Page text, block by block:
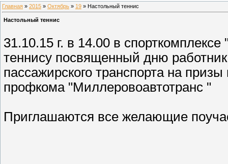
Главная » 2015 » Октябрь » 19 » Настольный теннис
Настольный теннис
31.10.15 г. в 14.00 в
теннису посвященный дню
пассажирского транспорта на
профкома "Миллеровоавтотранс "
Приглашаются все желающие